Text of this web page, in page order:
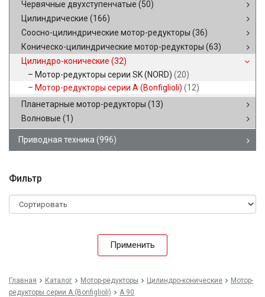
Червячные двухступенчатые (50)
Цилиндрические (166)
Соосно-цилиндрические мотор-редукторы (36)
Коническо-цилиндрические мотор-редукторы (63)
Цилиндро-конические (32)
Мотор-редукторы серии SK (NORD) (20)
Мотор-редукторы серии A (Bonfiglioli) (12)
Планетарные мотор-редукторы (13)
Волновые (1)
Приводная техника (996)
Фильтр
Применить
Главная Каталог Мотор-редукторы Цилиндро-конические
Мотор-
редукторы серии A (Bonfiglioli)
A 90